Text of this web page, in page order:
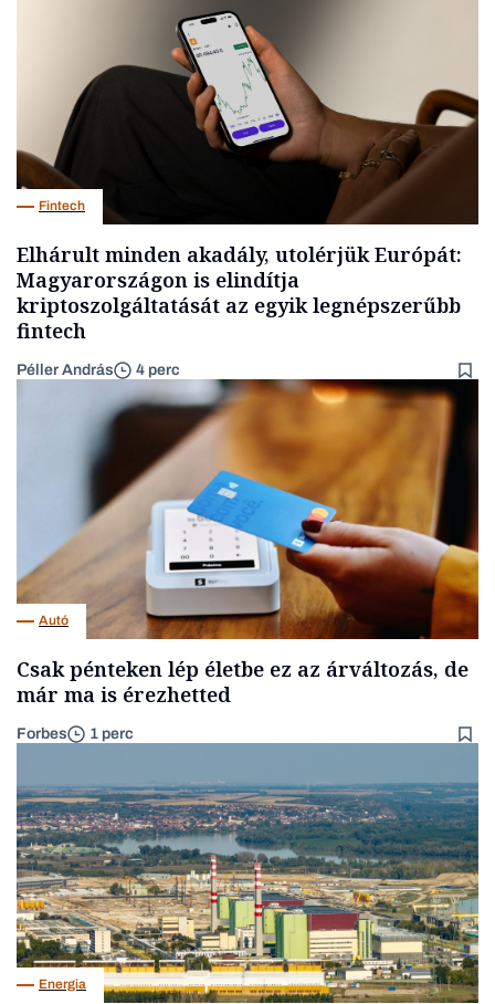
Fintech
Elhárult minden akadály, utolérjük Európát:
Magyarországon is elindítja
kriptoszolgáltatását az egyik legnépszerűbb
fintech
Péller András 4 perc
Autó
Csak pénteken lép életbe ez az árváltozás, de
már ma is érezhetted
Forbes 1 perc
Energia